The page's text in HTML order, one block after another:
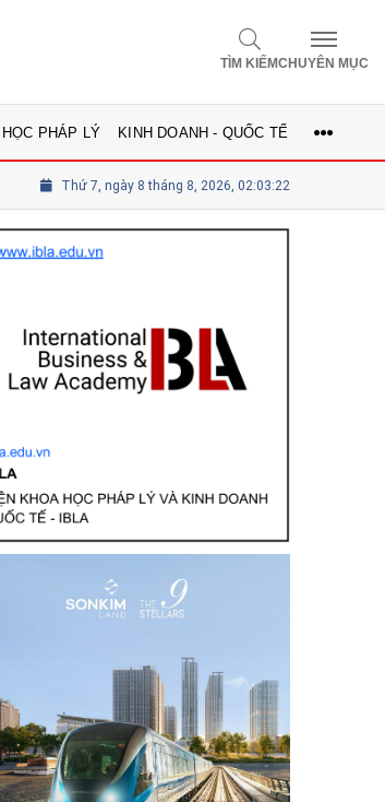
TÌM KIẾMCHUYÊN MỤC
HỌC PHÁP LÝ KINH DOANH - QUỐC TẾ
Tổng biên tập Lê Thị Mai Phương - Ủy viên
Thứ 7, ngày 8 tháng 8, 2026, 02:03:24